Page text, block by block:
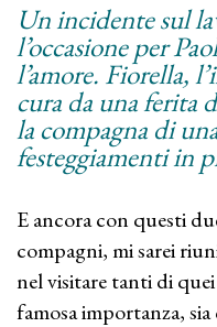
Un incidente sul
l’occasione per
l’amore. Fiorella,
cura da una ferita
la compagna di
festeggiamenti in
E ancora con questi
compagni, mi sarei
nel visitare tanti di
famosa importanza,